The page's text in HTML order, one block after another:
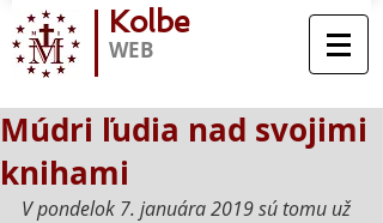
Kolbe
WEB
Múdri ľudia nad svojimi
knihami
V pondelok 7. januára 2019 sú tomu už